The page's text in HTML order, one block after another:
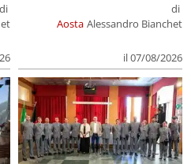
di
Aosta
di
Alessandro Bianchet
il 07/08/2026